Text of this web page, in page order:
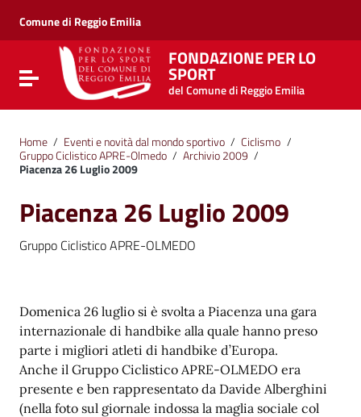
Vai al menu di navigazione
Vai al footer
Comune di Reggio Emilia
Attiva / disattiva la navigazione
FONDAZIONE PER LO
SPORT
del Comune di Reggio Emilia
Home / Eventi e novità dal mondo sportivo / Ciclismo /
Gruppo Ciclistico APRE-Olmedo / Archivio 2009 /
Piacenza 26 Luglio 2009
Piacenza 26 Luglio 2009
Gruppo Ciclistico APRE-OLMEDO
Domenica 26 luglio si è svolta a Piacenza una gara
internazionale di handbike alla quale hanno preso
parte i migliori atleti di handbike d’Europa.
Anche il Gruppo Ciclistico APRE-OLMEDO era
presente e ben rappresentato da Davide Alberghini
(nella foto sul giornale indossa la maglia sociale col